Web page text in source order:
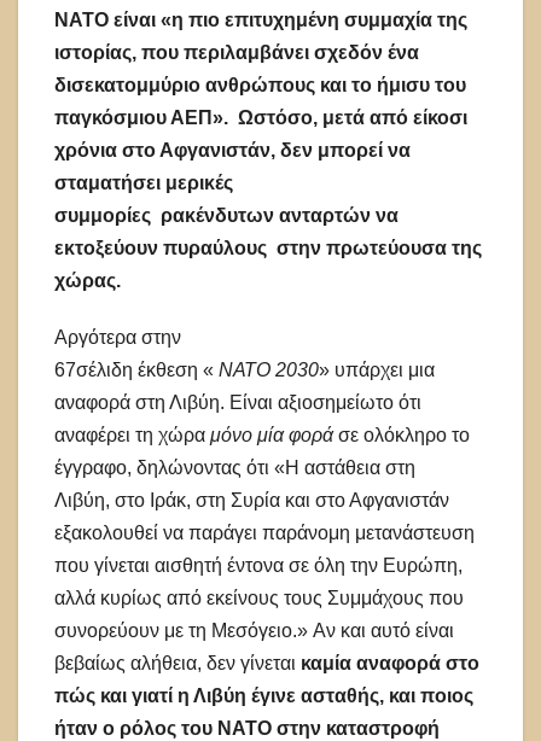
ΝΑΤΟ είναι «η πιο επιτυχημένη συμμαχία της
ιστορίας, που περιλαμβάνει σχεδόν ένα
δισεκατομμύριο ανθρώπους και το ήμισυ του
παγκόσμιου ΑΕΠ». Ωστόσο, μετά από είκοσι
χρόνια στο Αφγανιστάν, δεν μπορεί να
σταματήσει μερικές
συμμορίες ρακένδυτων ανταρτών να
εκτοξεύουν πυραύλους στην πρωτεύουσα της
χώρας.
Αργότερα στην
67σέλιδη έκθεση « ΝΑΤΟ 2030» υπάρχει μια
αναφορά στη Λιβύη. Είναι αξιοσημείωτο ότι
αναφέρει τη χώρα μόνο μία φοράσε ολόκληρο το
έγγραφο, δηλώνοντας ότι «Η αστάθεια στη
Λιβύη, στο Ιράκ, στη Συρία και στο Αφγανιστάν
εξακολουθεί να παράγει παράνομη μετανάστευση
που γίνεται αισθητή έντονα σε όλη την Ευρώπη,
αλλά κυρίως από εκείνους τους Συμμάχους που
συνορεύουν με τη Μεσόγειο.» Αν και αυτό είναι
βεβαίως αλήθεια, δεν γίνεται καμία αναφορά στο
πώς και γιατί η Λιβύη έγινε ασταθής, και ποιος
ήταν ο ρόλος του ΝΑΤΟ στην καταστροφή